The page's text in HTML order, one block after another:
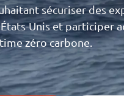
sécuriser des
États-Unis et participer
zéro carbone.